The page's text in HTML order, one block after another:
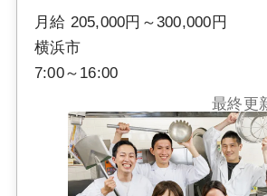
月給 205,000円～300,000円
横浜市
7:00～16:00
最終更